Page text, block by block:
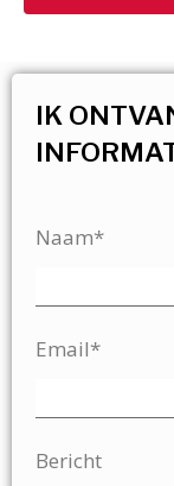
IK
Naam*
Email*
Bericht